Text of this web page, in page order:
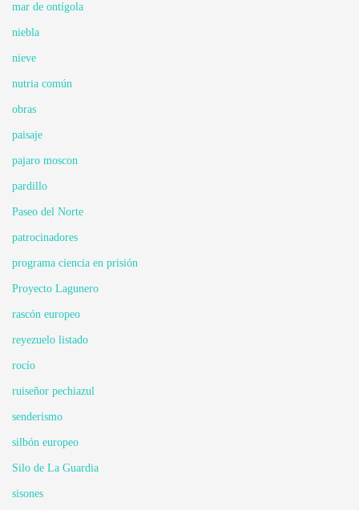
mar de ontígola
niebla
nieve
nutria común
obras
paisaje
pajaro moscon
pardillo
Paseo del Norte
patrocinadores
programa ciencia en prisión
Proyecto Lagunero
rascón europeo
reyezuelo listado
rocío
ruiseñor pechiazul
senderismo
silbón europeo
Silo de La Guardia
sisones